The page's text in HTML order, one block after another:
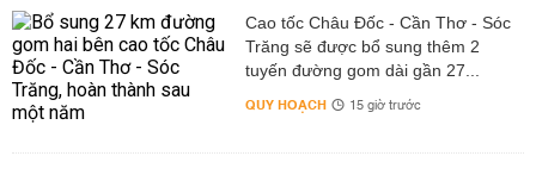
Cao tốc Châu Đốc - Cần Thơ - Sóc
Trăng sẽ được bổ sung thêm 2
tuyến đường gom dài gần 27...
QUY HOẠCH 15 giờ trước